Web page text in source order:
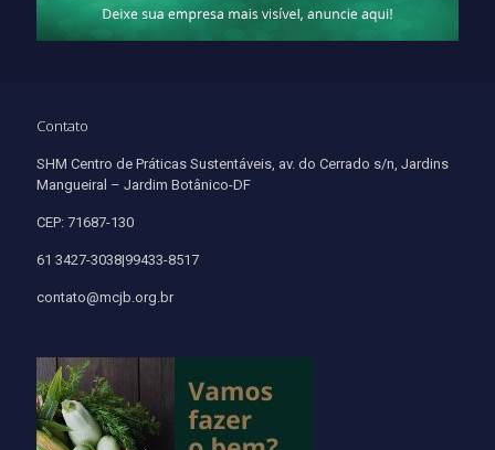
Contato
SHM Centro de Práticas Sustentáveis, av. do Cerrado s/n, Jardins
Mangueiral – Jardim Botânico-DF
CEP: 71687-130
61 3427-3038|99433-8517
contato@mcjb.org.br